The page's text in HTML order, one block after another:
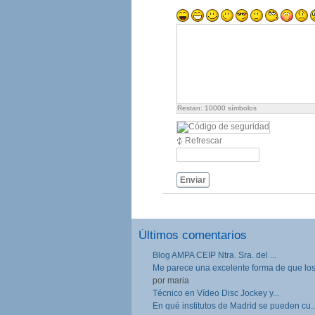
Restan: 10000 símbolos
Refrescar
Enviar
Últimos comentarios
Blog AMPA CEIP Ntra. Sra. del ...
Me parece una excelente forma de que
por maria
Técnico en Vídeo Disc Jockey y...
En qué institutos de Madrid se pueden cu...